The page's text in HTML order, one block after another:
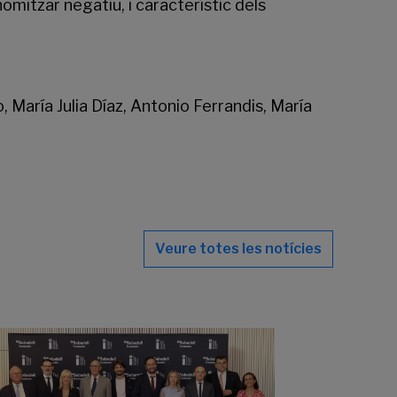
negatiu, i característic dels
Julia Díaz, Antonio Ferrandis, María
Veure totes les notícies